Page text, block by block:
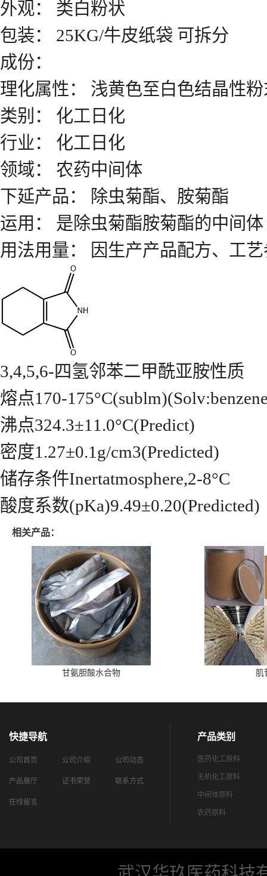
外观： 类白粉状
包装： 25KG/牛皮纸袋 可拆分
成份：
理化属性： 浅黄色至白色结晶性
类别： 化工日化
行业： 化工日化
领域： 农药中间体
下延产品： 除虫菊酯、胺菊酯
运用： 是除虫菊酯胺菊酯的中间体
用法用量： 因生产产品配方、工
3,4,5,6-四氢邻苯二甲酰亚胺性质
熔点170-
沸点324.3±11.0°C(Predict)
密度1.27±0.1g/cm3(Predicted)
储存条件Inertatmosphere,2-8°C
酸度系数(pKa)9.49±0.20(Predicted)
相关产品：
甘氨胆酸水合物 肌
快捷导航
公司首页 公司介绍 公司动态
产品展厅 证书荣誉 联系方式
在线留言
产品类别
医药化工原料
无机化工原料
中间体原料
农药原料